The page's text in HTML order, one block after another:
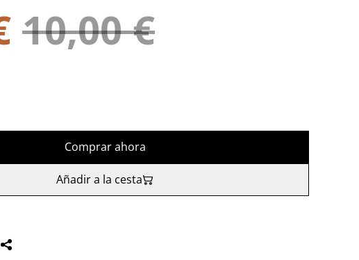
10,00 €
Comprar ahora
Añadir a la cesta